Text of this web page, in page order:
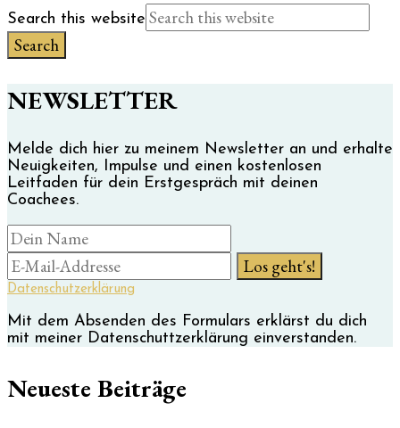
Search this website
NEWSLETTER
Melde dich hier zu meinem Newsletter an und erhalte
Neuigkeiten, Impulse und einen kostenlosen
Leitfaden für dein Erstgespräch mit deinen
Coachees.
Datenschutzerklärung
Mit dem Absenden des Formulars erklärst du dich
mit meiner Datenschuttzerklärung einverstanden.
Neueste Beiträge